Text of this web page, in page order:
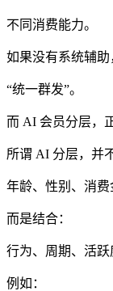
不同消费能力。
如果没有系统辅助
“统一群发”。
而 AI 会员分层，
所谓 AI 分层，并
年龄、性别、消费
而是结合：
行为、周期、活跃
例如：